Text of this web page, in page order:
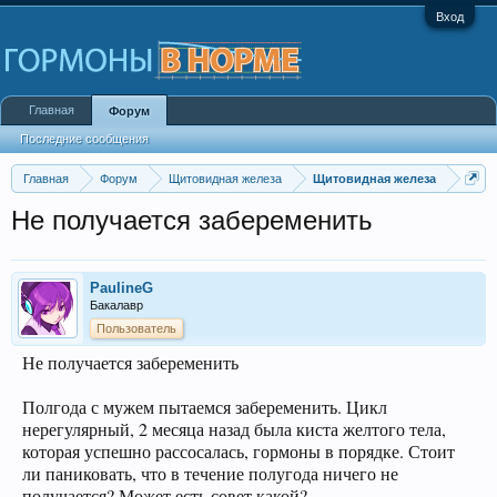
Вход
Главная Форум Щитовидная железа Щитовидная железа
Не получается забеременить
PaulineG
Бакалавр
Пользователь
Не получается забеременить
Полгода с мужем пытаемся забеременить. Цикл
нерегулярный, 2 месяца назад была киста желтого тела,
которая успешно рассосалась, гормоны в порядке. Стоит
ли паниковать, что в течение полугода ничего не
Главная Форум
Последние сообщения